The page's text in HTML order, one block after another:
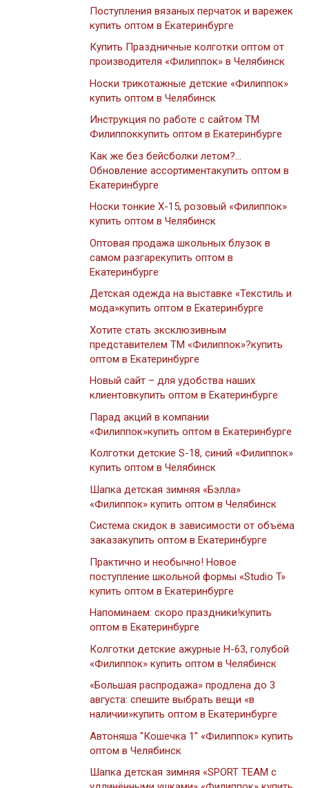
Поступления вязаных перчаток и варежек
купить оптом в Екатеринбурге
Купить Праздничные колготки оптом от
производителя «Филиппок» в Челябинск
Носки трикотажные детские «Филиппок»
купить оптом в Челябинск
Инструкция по работе с сайтом ТМ
Филиппоккупить оптом в Екатеринбурге
Как же без бейсболки летом?…
Обновление ассортиментакупить оптом в
Екатеринбурге
Носки тонкие Х-15, розовый «Филиппок»
купить оптом в Челябинск
Оптовая продажа школьных блузок в
самом разгарекупить оптом в
Екатеринбурге
Детская одежда на выставке «Текстиль и
мода»купить оптом в Екатеринбурге
Хотите стать эксклюзивным
представителем ТМ «Филиппок»?купить
оптом в Екатеринбурге
Новый сайт – для удобства наших
клиентовкупить оптом в Екатеринбурге
Парад акций в компании
«Филиппок»купить оптом в Екатеринбурге
Колготки детские S-18, синий «Филиппок»
купить оптом в Челябинск
Шапка детская зимняя «Бэлла»
«Филиппок» купить оптом в Челябинск
Система скидок в зависимости от объёма
заказакупить оптом в Екатеринбурге
Практично и необычно! Новое
поступление школьной формы «Studio T»
купить оптом в Екатеринбурге
Напоминаем: скоро праздники!купить
оптом в Екатеринбурге
Колготки детские ажурные Н-63, голубой
«Филиппок» купить оптом в Челябинск
«Большая распродажа» продлена до 3
августа: спешите выбрать вещи «в
наличии»купить оптом в Екатеринбурге
Автоняша ''Кошечка 1'' «Филиппок» купить
оптом в Челябинск
Шапка детская зимняя «SPORT TEAM с